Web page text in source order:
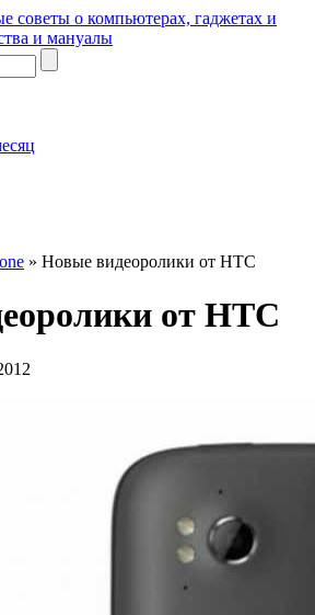
советы о компьютерах, гаджетах и
и мануалы
» Новые видеоролики от HTC
от HTC